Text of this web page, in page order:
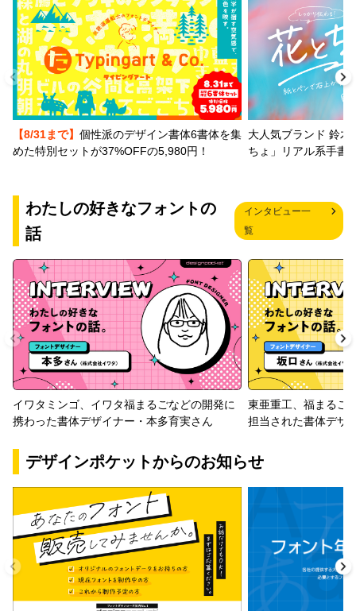
【8/31まで】 個性派のデザイン書体6書体を集
めた特別セットが37%OFFの5,980円！
大人気ブランド 鈴木
ちょ」リアル系手書
わたしの好きなフォントの
話
インタビュー一
覧
イワタミンゴ、イワタ福まるごなどの開発に
携わった書体デザイナー・本多育実さん
東亜重工、福まるご
担当された書体デザ
デザインポケットからのお知らせ